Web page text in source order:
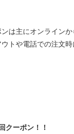
は主にオンライン
ウトや電話での注文
クーポン！！